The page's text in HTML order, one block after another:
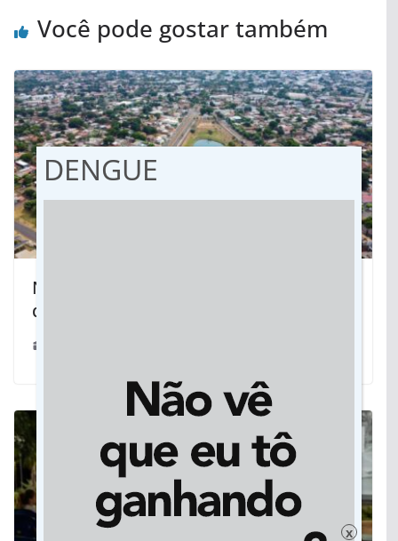
Você pode gostar também
Naviraí e Eldorado avançam nas obras
de esgotamento sanitário em MS
DENGUE
x